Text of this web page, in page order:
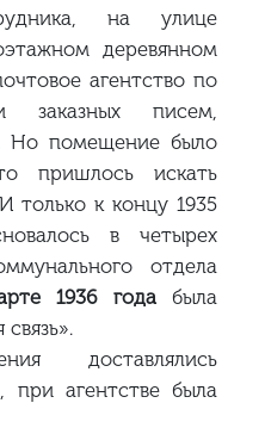
на улице
деревянном
агентство по
писем,
Но помещение было
пришлось искать
только к концу 1935
в четырех
отдела
1936 годабыла
доставлялись
при агентстве была